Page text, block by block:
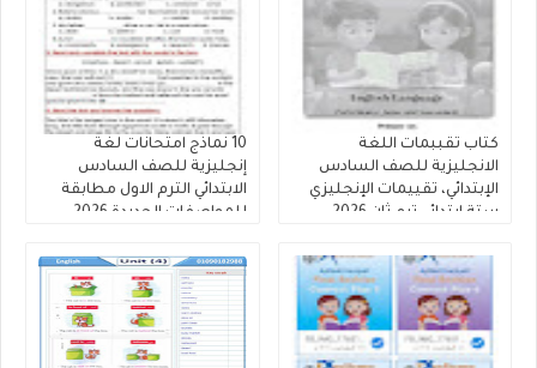
كتاب تقببمات اللغة
الانجليزية للصف السادس
الإبتدائي، تقييمات الإنجليزي
ستة ابتدائي ترم ثان 2026
10 نماذج امتحانات لغة
إنجليزية للصف السادس
الابتدائي الترم الاول مطابقة
للمواصفات الجديدة 2026